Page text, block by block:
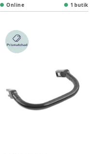
Online 1 butik